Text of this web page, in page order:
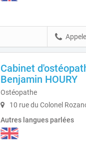
Cabinet
Benjamin HOURY
Ostéopathe
10 rue du Colonel
Autres langues parlées